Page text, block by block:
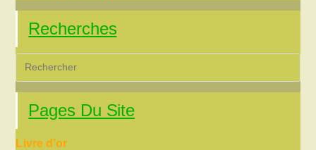
Recherches
Pages Du Site
Livre d’or